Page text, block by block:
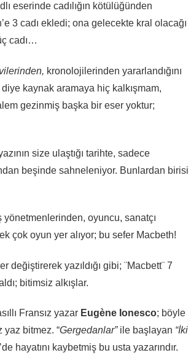
eserinde cadılığın kötülüğünden
3 cadı ekledi; ona gelecekte kral olacağı
cadı…
kronolojilerinden yararlandığını
kaynak aramaya hiç kalkışmam,
gezinmiş başka bir eser yoktur;
size ulaştığı tarihte, sadece
beşinde sahneleniyor. Bunlardan birisi
yönetmenlerinden, oyuncu, sanatçı
çok oyun yer alıyor; bu sefer Macbeth!
değiştirerek yazıldığı gibi; ¨Macbett¨ 7
bitimsiz alkışlar.
Fransız yazar Eugène Ionesco; böyle
yaz bitmez. “Gergedanlar”ile başlayan “İki
hayatını kaybetmiş bu usta yazarındır.